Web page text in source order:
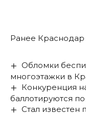
Ранее Краснодар
Обломки
многоэтажки в
Конкуренция
баллотируются
Стал известен